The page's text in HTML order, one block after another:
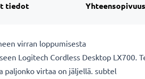
tiedot Yhteensopivuus
virran loppumisesta
Logitech Cordless Desktop
virtaa on jäljellä. subtel